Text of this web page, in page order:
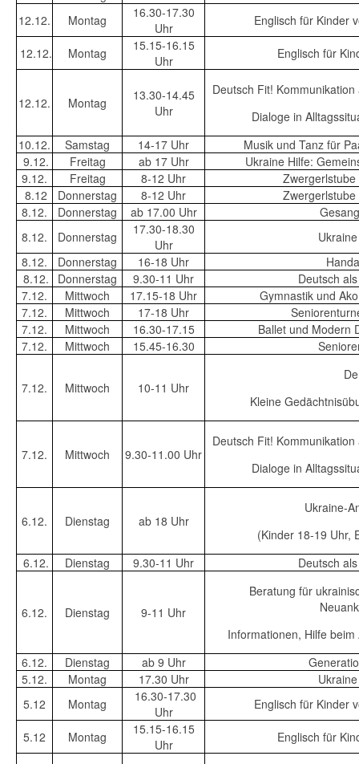
12.12.
Montag
16.30-17.30
Uhr
Englisch für Kinder
12.12. Montag
15.15-16.15
Uhr
Englisch für
12.12. Montag
13.30-14.45
Uhr
Deutsch Fit!
Dialoge in
10.12.
Samstag 14-17 Uhr
Musik und Tanz für
9.12.
Freitag ab 17 Uhr
Ukraine Hilfe:
9.12.
Freitag 8-12 Uhr
8.12
Donnerstag 8-12 Uhr
8.12.
Donnerstag ab 17.00 Uhr
8.12.
Donnerstag
17.30-18.30
Uhr
8.12.
Donnerstag 16-18 Uhr
8.12.
Donnerstag 9.30-11 Uhr
Deutsch
7.12.
Mittwoch 17.15-18 Uhr
Gymnastik und
7.12.
Mittwoch 17-18 Uhr
7.12.
Mittwoch 16.30-17.15
Ballet und Modern
7.12.
Mittwoch 15.45-16.30
7.12. Mittwoch 10-11 Uhr
Kleine
7.12. Mittwoch 9.30-11.00 Uhr
Deutsch Fit!
Dialoge in
6.12. Dienstag ab 18 Uhr
Ukraine-
(Kinder 18-19 Uhr,
6.12.
Dienstag 9.30-11 Uhr Deutsch
6.12. Dienstag 9-11 Uhr
Beratung für
Informationen, Hilfe
6.12.
Dienstag ab 9 Uhr
5.12.
Montag 17.30 Uhr
5.12
Montag
16.30-17.30
Uhr
Englisch für Kinder
5.12 Montag
15.15-16.15
Uhr
Englisch für